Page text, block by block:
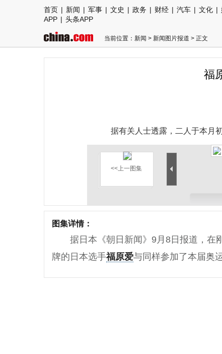
首页 | 新闻 | 军事 | 文史 | 政务 | 财经 | 汽车 | 文化 |
APP | 头条APP
当前位置： 新闻 > 新闻图片报道 > 正文
福
据有关人士透露，二人于本月
<<上一图集
图集详情：
据日本《朝日新闻》9月8日报道，在
牌的日本选手福原爱与同样参加了本届奥